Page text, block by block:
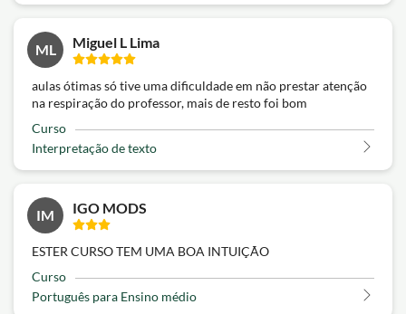
ML Miguel L Lima
aulas ótimas só tive uma dificuldade em não prestar atenção
na respiração do professor, mais de resto foi bom
Curso
Interpretação de texto
IM IGO MODS
ESTER CURSO TEM UMA BOA INTUIÇÃO
Curso
Português para Ensino médio